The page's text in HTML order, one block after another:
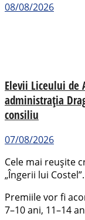
08/08/2026
Elevii Liceului de
administrația
consiliu
07/08/2026
Cele mai reușite
„Îngerii lui Costel”.
Premiile vor fi
7–10 ani, 11–14